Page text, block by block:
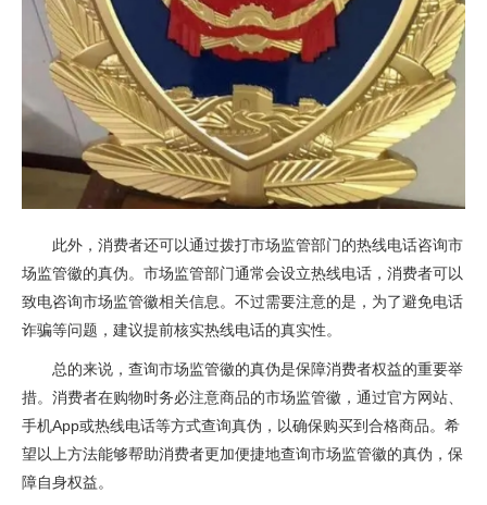
此外，消费者还可以通过拨打市场监管部门的热线电话咨询市
场监管徽的真伪。市场监管部门通常会设立热线电话，消费者可以
致电咨询市场监管徽相关信息。不过需要注意的是，为了避免电话
诈骗等问题，建议提前核实热线电话的真实性。
总的来说，查询市场监管徽的真伪是保障消费者权益的重要举
措。消费者在购物时务必注意商品的市场监管徽，通过官方网站、
手机App或热线电话等方式查询真伪，以确保购买到合格商品。希
望以上方法能够帮助消费者更加便捷地查询市场监管徽的真伪，保
障自身权益。